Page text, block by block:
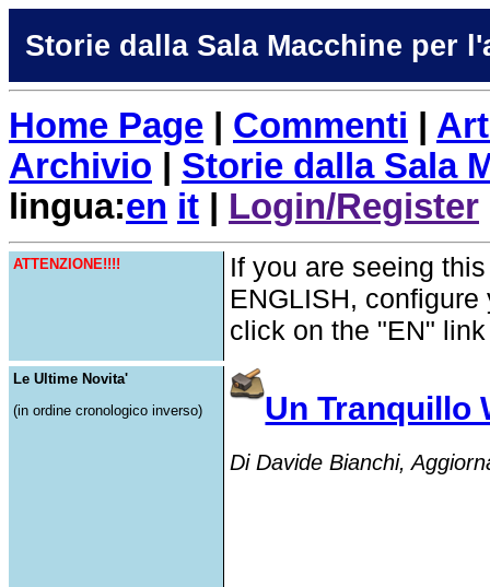
Storie dalla Sala Macchine per
Home Page Commenti
Archivio
Storie dalla Sala
lingua:en it Login/Register
ATTENZIONE!!!!
If you are seeing
ENGLISH,
click on the "EN"
Le Ultime Novita'
(in ordine cronologico inverso)
Un Tranquillo
Di Davide Bianchi,